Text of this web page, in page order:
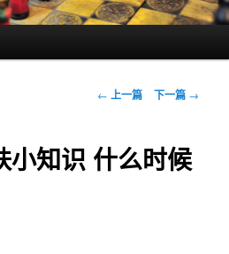
文
航
← 上一篇 下一篇 →
小知识 什么时候